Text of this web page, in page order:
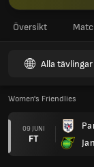
Översikt
Alla tävlingar
Women's Friendlies
09 JUNI
FT